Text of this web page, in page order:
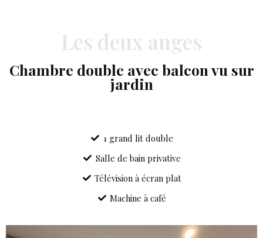
Les deux anges
Chambre double avec balcon vu sur
jardin
1 grand lit double
Salle de bain privative
Télévision à écran plat
Machine à café